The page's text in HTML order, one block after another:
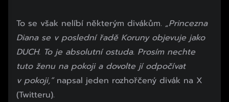
To se však nelíbí některým divákům. „Princezna
Diana se v poslední řadě Koruny objevuje jako
DUCH. To je absolutní ostuda. Prosím nechte
tuto ženu na pokoji a dovolte jí odpočívat
v pokoji,“ napsal jeden rozhořčený divák na X
(Twitteru).